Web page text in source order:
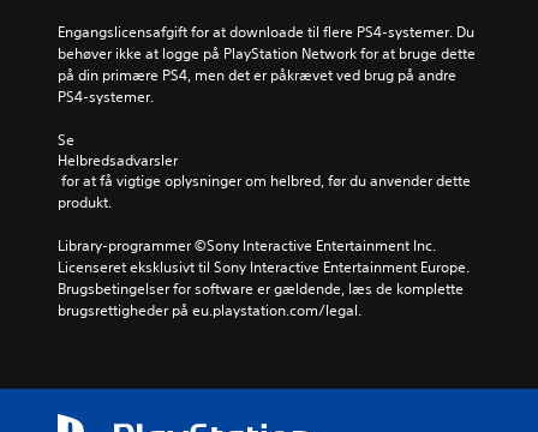
Engangslicensafgift for at downloade til flere PS4-systemer. Du
behøver ikke at logge på PlayStation Network for at bruge dette
på din primære PS4, men det er påkrævet ved brug på andre
PS4-systemer.
Se
Helbredsadvarsler
produkt.
Library-programmer ©Sony Interactive Entertainment Inc.
Licenseret eksklusivt til Sony Interactive Entertainment Europe.
Brugsbetingelser for software er gældende, læs de komplette
brugsrettigheder på eu.playstation.com/legal.